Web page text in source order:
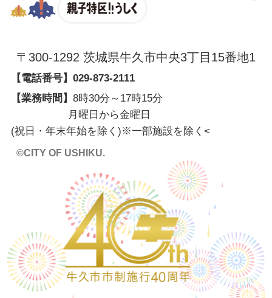
〒300-1292 茨城県牛久市中央3丁目15番地1
【電話番号】 029-873-2111
【業務時間】 8時30分～17時15分
月曜日から金曜日
(祝日・年末年始を除く)※一部施設を除く <
©CITY OF USHIKU.